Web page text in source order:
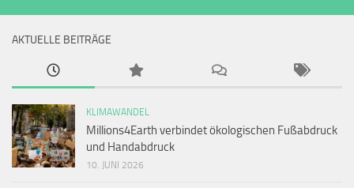
AKTUELLE BEITRÄGE
KLIMAWANDEL
Millions4Earth verbindet ökologischen Fußabdruck
und Handabdruck
10. JUNI 2026